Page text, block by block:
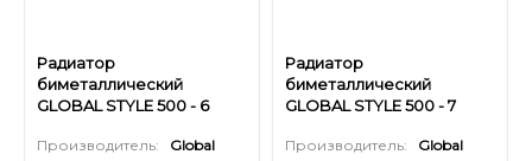
Радиатор
биметаллический
GLOBAL STYLE 500 - 6
Производитель:
Global
Радиатор
биметаллический
GLOBAL STYLE 500 - 7
Производитель:
Global